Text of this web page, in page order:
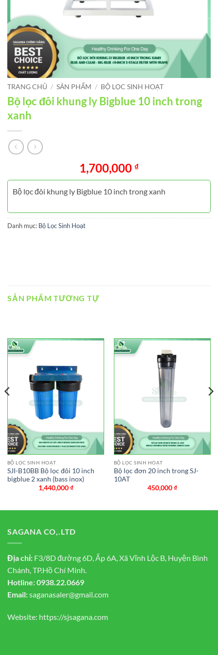
TRANG CHỦ / SẢN PHẨM / BỘ LỌC SINH HOẠT
Bộ lọc đôi khung ly Bigblue 10 inch trong
xanh
1,700,000 ₫
Bộ lọc đôi khung ly Bigblue 10 inch trong xanh
Danh mục: Bộ Lọc Sinh Hoạt
SẢN PHẨM TƯƠNG TỰ
BỘ LỌC SINH HOẠT
SJI-B10BB Bộ lọc đôi 10 inch
bigblue 2 xanh (bass inox)
1,440,000₫
BỘ LỌC SINH HOẠT
Bộ lọc đơn 20 inch trong SJ-
10AT
450,000₫
SAGANA CO,.LTD
Địa chỉ: F3/8D đường 6D, Ấp 6A, Xã Vĩnh Lộc B, Huyện Bình
Chánh, TP.Hồ Chí Minh.
Hotline:0938.22.0669
Email:saganasaler@gmail.com
Website: https://sjsagana.com